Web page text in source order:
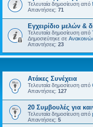
Τελευταία δημοσίευση από
Απαντήσεις: 71
Εγχειρίδιο μελών &
Τελευταία δημοσίευση από
Δημοσιεύτηκε σε
Απαντήσεις: 23
Ατάκες Συνέχεια
Τελευταία δημοσίευση από
Απαντήσεις: 127
20 Συμβουλές για
Τελευταία δημοσίευση από
Απαντήσεις: 5